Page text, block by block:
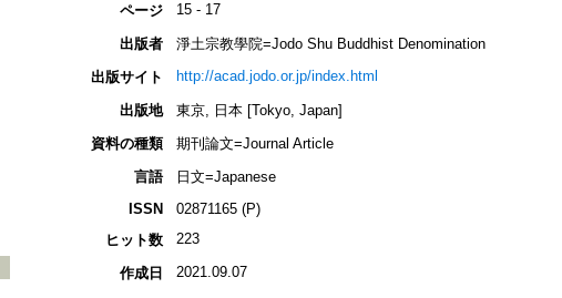
ページ 15 - 17
出版者
淨土宗教學院=Jodo Shu Buddhist Denomination
出版サイト
http://acad.jodo.or.jp/index.html
出版地
東京, 日本 [Tokyo, Japan]
資料の種類
期刊論文=Journal Article
言語
日文=Japanese
ISSN
02871165 (P)
ヒット数
223
作成日 2021.09.07